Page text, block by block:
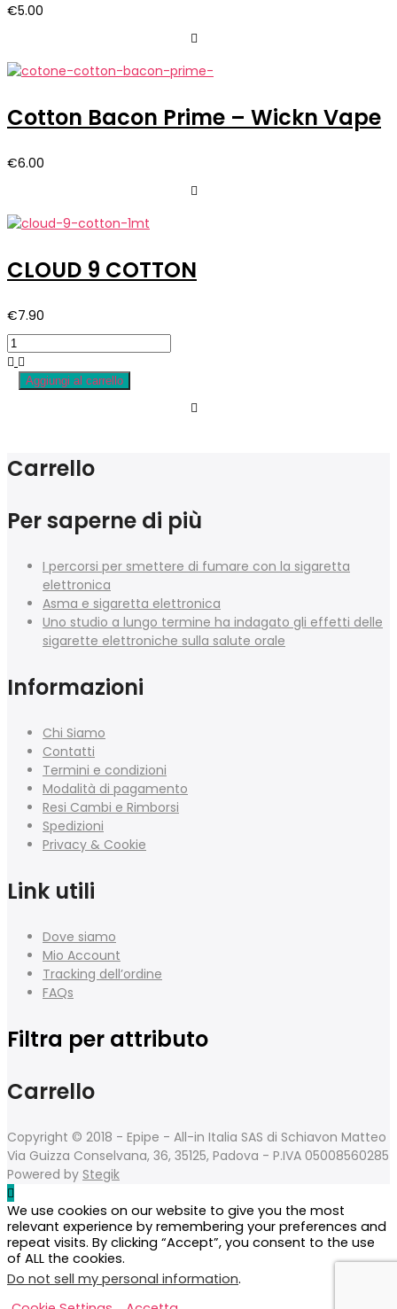
€5.00
Cotton Bacon Prime – Wickn Vape
€6.00
CLOUD 9 COTTON
€7.90
Aggiungi al carrello
Carrello
Per saperne di più
I percorsi per smettere di fumare con la sigaretta
elettronica
Asma e sigaretta elettronica
Uno studio a lungo termine ha indagato gli effetti delle
sigarette elettroniche sulla salute orale
Informazioni
Chi Siamo
Contatti
Termini e condizioni
Modalità di pagamento
Resi Cambi e Rimborsi
Spedizioni
Privacy & Cookie
Link utili
Dove siamo
Mio Account
Tracking dell’ordine
FAQs
Filtra per attributo
Carrello
Copyright © 2018 - Epipe - All-in Italia SAS di Schiavon Matteo
Via Guizza Conselvana, 36, 35125, Padova - P.IVA 05008560285
Powered by Stegik
We use cookies on our website to give you the most
relevant experience by remembering your preferences and
repeat visits. By clicking “Accept”, you consent to the use
of ALL the cookies.
Do not sell my personal information.